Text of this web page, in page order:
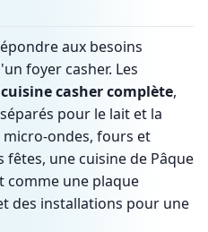
aux besoins
foyer casher. Les
cuisine casher complète,
pour le lait et la
micro-ondes, fours et
fêtes, une cuisine de Pâque
comme une plaque
des installations pour une